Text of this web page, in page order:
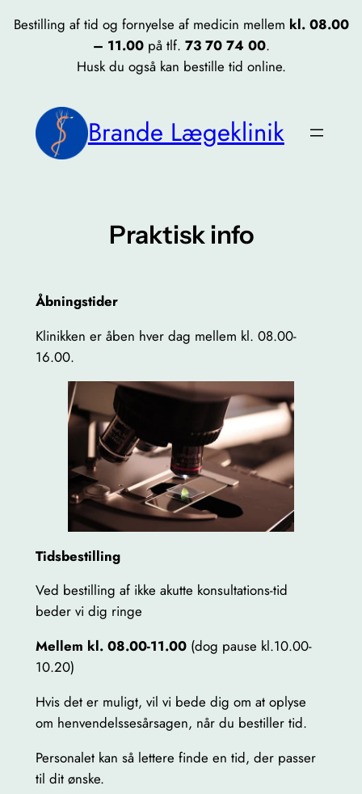
Skip
Bestilling af tid og fornyelse af medicin mellem kl. 08.00
– 11.00 på tlf. 73 70 74 00.
Husk du også kan bestille tid online.
Brande Lægeklinik
Praktisk info
Åbningstider
Klinikken er åben hver dag mellem kl. 08.00-
16.00.
Tidsbestilling
Ved bestilling af ikke akutte konsultations-tid
beder vi dig ringe
Mellem kl. 08.00-11.00(dog pause kl.10.00-
10.20)
Hvis det er muligt, vil vi bede dig om at oplyse
om henvendelssesårsagen, når du bestiller tid.
Personalet kan så lettere finde en tid, der passer
til dit ønske.